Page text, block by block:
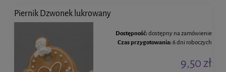
Piernik Dzwonek lukrowany
Dostępność:dostępny na zamówienie
Czas przygotowania:6 dni roboczych
9,50 zł